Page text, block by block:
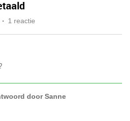
1 reactie
doorSanne